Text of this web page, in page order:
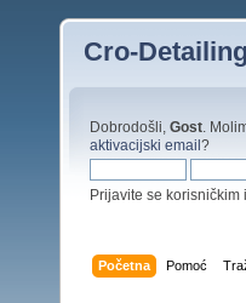
Cro-Detailing
Dobrodošli, Gost .
aktivacijski email?
Prijavite se
Početna Pomoć